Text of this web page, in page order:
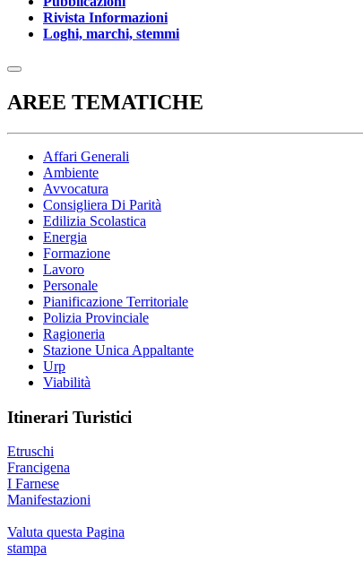
Rivista Informazioni
Loghi, marchi, stemmi
AREE TEMATICHE
Affari Generali
Ambiente
Avvocatura
Consigliera Di Parità
Edilizia Scolastica
Energia
Formazione
Lavoro
Personale
Pianificazione Territoriale
Polizia Provinciale
Ragioneria
Stazione Unica Appaltante
Urp
Viabilità
Itinerari Turistici
Etruschi
Francigena
I Farnese
Manifestazioni
Valuta questa Pagina
stampa